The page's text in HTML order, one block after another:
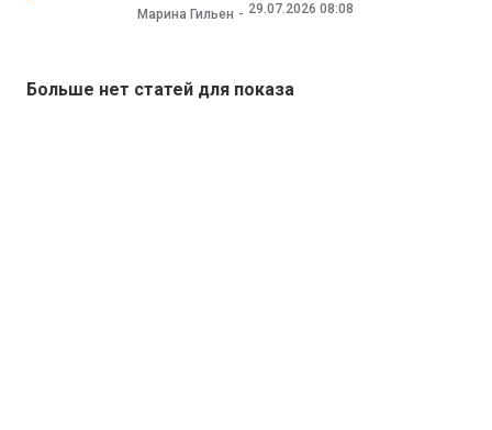
Марина Гильен 29.07.2026 08:08
Больше нет статей для показа